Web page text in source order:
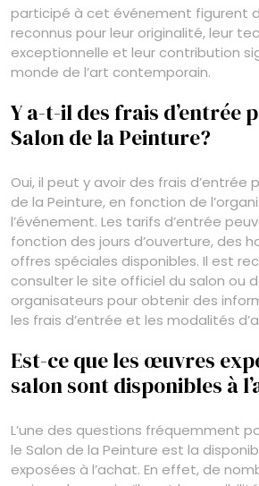
participé à cet événement figurent
reconnus pour leur originalité, leur
exceptionnelle et leur contribution
monde de l’art contemporain.
Y a-t-il des frais d’entrée
Salon de la Peinture?
Oui, il peut y avoir des frais d’entrée
de la Peinture, en fonction de
l’événement. Les tarifs d’entrée
fonction des jours d’ouverture, des
offres spéciales disponibles. Il est
consulter le site officiel du salon ou
organisateurs pour obtenir des
les frais d’entrée et les modalités
Est-ce que les œuvres
salon sont disponibles à
L’une des questions fréquemment
le Salon de la Peinture est la
exposées à l’achat. En effet, de